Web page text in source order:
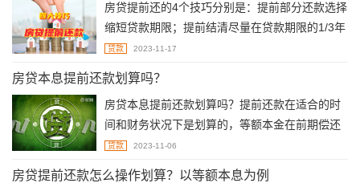
房贷提前还的4个技巧分别是：提前部分还款选择
缩短贷款期限；提前结清尽量在贷款期限的1/3年
以前；提前还款可留一千余额抵扣个税；提前结
贷款 2023-11-17
房贷本息提前还款划算吗？
房贷本息提前还款划算吗？提前还款在适合的时
间和财务状况下是划算的，等额本金在前期偿还
过多的本金，所以等额本金法进行提前还款更划
贷款 2023-11-06
房贷提前还款怎么操作划算？以等额本息为例